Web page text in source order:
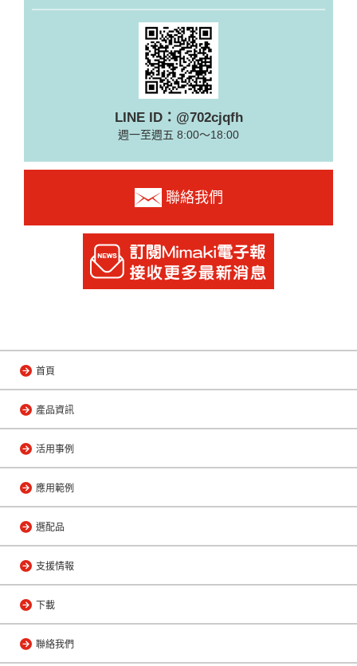
LINE ID：@702cjqfh
週一至週五 8:00～18:00
聯絡我們
首頁
產品資訊
活用事例
應用範例
選配品
支援情報
下載
聯絡我們